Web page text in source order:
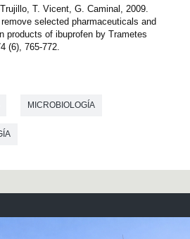
T. Vicent, G. Caminal, 2009.
selected pharmaceuticals and
products of ibuprofen by Trametes
(6), 765-772.
MICROBIOLOGÍA